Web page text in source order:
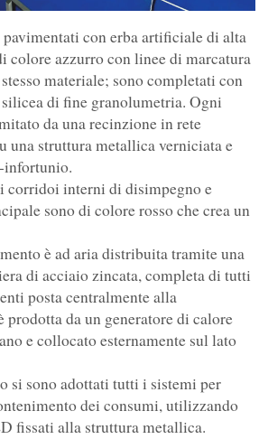
con erba artificiale di alta
colore azzurro con linee di marcatura
materiale; sono completati con
di fine granolumetria. Ogni
da una recinzione in rete
una struttura metallica verniciata e
infortunio.
corridoi interni di disimpegno e
sono di colore rosso che crea un
è ad aria distribuita tramite una
di acciaio zincata, completa di tutti
posta centralmente alla
prodotta da un generatore di calore
e collocato esternamente sul lato
si sono adottati tutti i sistemi per
dei consumi, utilizzando
fissati alla struttura metallica.